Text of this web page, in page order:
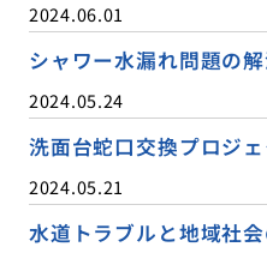
2024.06.01
シャワー水漏れ問題の
2024.05.24
洗面台蛇口交換プロジ
2024.05.21
水道トラブルと地域社